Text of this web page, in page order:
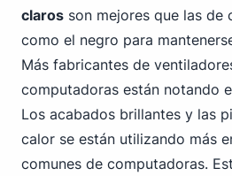
claros son mejores que las de
como el negro para
Más fabricantes de
computadoras están notando
Los acabados brillantes y las
calor se están utilizando más
comunes de computadoras.